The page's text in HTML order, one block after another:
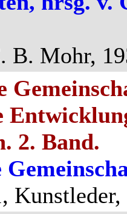
B. Mohr,
2. Band.